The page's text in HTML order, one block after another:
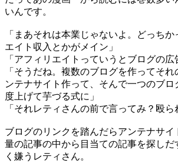
いんです。
「まあそれは本業じゃないよ。どっち
エイト収入とかがメイン」
「アフィリエイトっていうとブログの広
「そうだね。複数のブログを作ってそ
ンテナサイト作って、そんで一つのブロ
度上げて芋づる式に」
「それレティさんの前で言ってみ？殴ら
ブログのリンクを踏んだらアンテナサイ
量の記事の中から目当ての記事を探しだ
く嫌うレティさん。